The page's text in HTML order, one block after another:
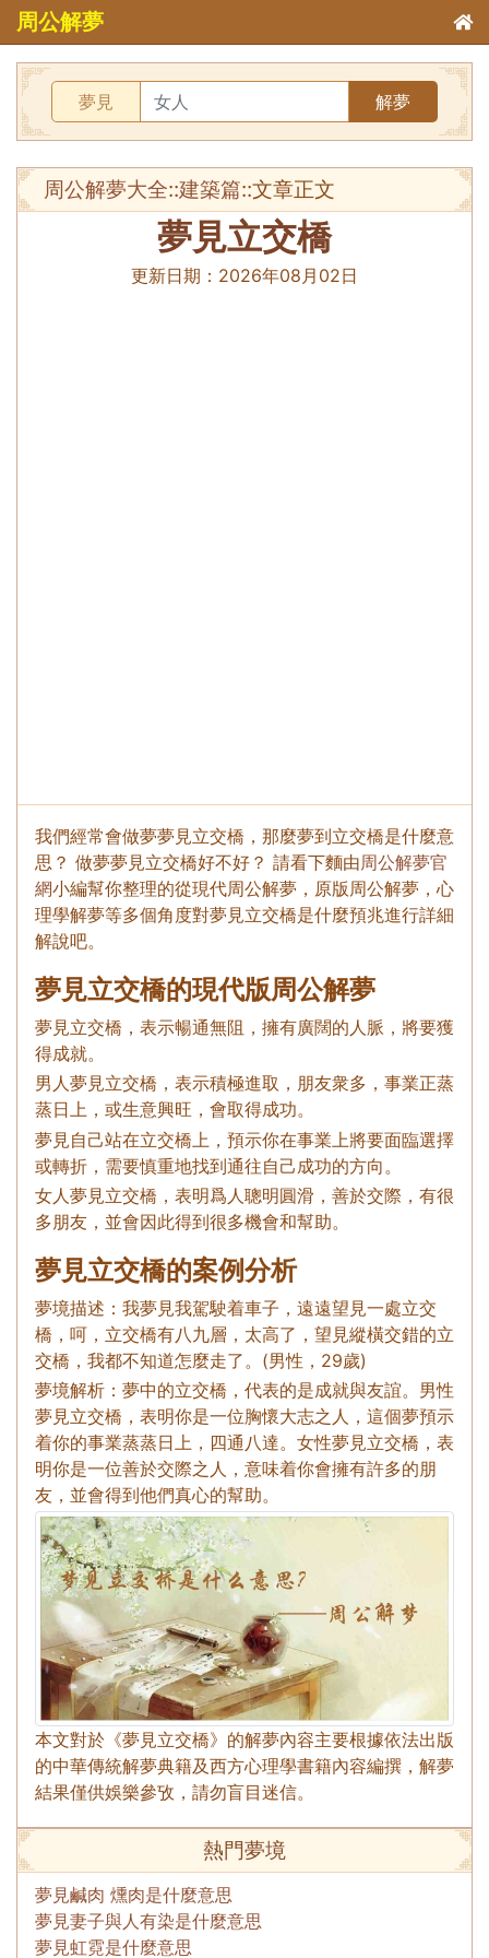
周公解夢
夢見 解夢
周公解夢大全::建築篇::文章正文
夢見立交橋
更新日期： 2026年08月02日
我們經常會做夢夢見立交橋，那麼夢到立交橋是什麼意
思？ 做夢夢見立交橋好不好？ 請看下麵由周公解夢官
網小編幫你整理的從現代周公解夢，原版周公解夢，心
理學解夢等多個角度對夢見立交橋是什麼預兆進行詳細
解說吧。
夢見立交橋的現代版周公解夢
夢見立交橋，表示暢通無阻，擁有廣闊的人脈，將要獲
得成就。
男人夢見立交橋，表示積極進取，朋友衆多，事業正蒸
蒸日上，或生意興旺，會取得成功。
夢見自己站在立交橋上，預示你在事業上將要面臨選擇
或轉折，需要慎重地找到通往自己成功的方向。
女人夢見立交橋，表明爲人聰明圓滑，善於交際，有很
多朋友，並會因此得到很多機會和幫助。
夢見立交橋的案例分析
夢境描述：我夢見我駕駛着車子，遠遠望見一處立交
橋，呵，立交橋有八九層，太高了，望見縱橫交錯的立
交橋，我都不知道怎麼走了。(男性，29歲)
夢境解析：夢中的立交橋，代表的是成就與友誼。男性
夢見立交橋，表明你是一位胸懷大志之人，這個夢預示
着你的事業蒸蒸日上，四通八達。女性夢見立交橋，表
明你是一位善於交際之人，意味着你會擁有許多的朋
友，並會得到他們真心的幫助。
本文對於《夢見立交橋》的解夢內容主要根據依法出版
的中華傳統解夢典籍及西方心理學書籍內容編撰，解夢
結果僅供娛樂參攷，請勿盲目迷信。
熱門夢境
夢見鹹肉 燻肉是什麼意思
夢見妻子與人有染是什麼意思
夢見虹霓是什麼意思